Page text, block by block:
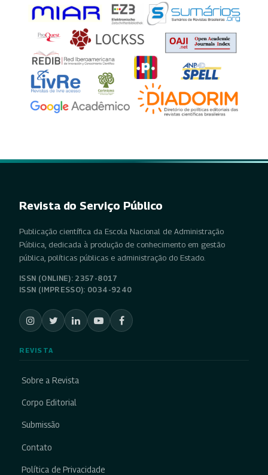
Revista do Serviço Público
Publicação científica da Escola Nacional de Administração
Pública, dedicada à produção de conhecimento em gestão
pública, políticas públicas e administração do Estado.
ISSN (ONLINE): 2357-8017
ISSN (IMPRESSO): 0034-9240
REVISTA
Sobre a Revista
Corpo Editorial
Submissão
Contato
Política de Privacidade